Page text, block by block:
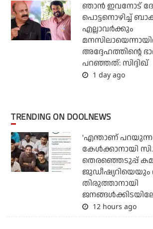
ഞാന്‍ ഇവനോട്
പൊട്ടനൊഴിച്ച്
എല്ലാവര്‍ക്കും
അദ്ദേഹത്തിന്റെ
പറഞ്ഞത്: സിദ്ദിഖ്
1 day ago
TRENDING ON DOOLNEWS
'എന്താണ്
കേള്‍ക്കാനായി
തെരഞ്ഞെടുപ്പ്
ജുഡീഷ്യറിയെയും
തിരുത്താനായി
12 hours ago